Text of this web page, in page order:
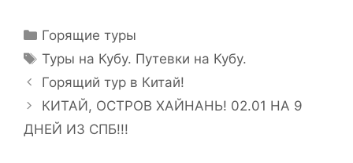
Горящие туры
Туры на Кубу. Путевки на Кубу.
Горящий тур в Китай!
КИТАЙ, ОСТРОВ ХАЙНАНЬ! 02.01 НА 9
ДНЕЙ ИЗ СПБ!!!